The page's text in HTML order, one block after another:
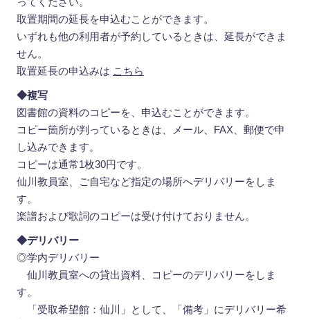
取置期間の延長を申込むことができます。
いずれも他の利用者が予約しているときは、延長ができま
せん。
取置延長の申込みは こちら
◆複写
図書館の資料のコピーを、申込むことができます。
コピー箇所が判っているときは、メール、FAX、郵便で申
し込みできます。
コピーは通常1枚30円です。
仙川教員室、ご自宅など指定の場所へデリバリーをしま
す。
楽譜および歌詞のコピーは受け付けておりません。
◆デリバリー
◎学内デリバリー
仙川教員室への貸出資料、コピーのデリバリーをしま
す。
「受取希望館：仙川」として、「備考」にデリバリー希